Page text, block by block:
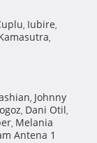
, Iubire,
,
, Johnny
, Dani Otil,
, Melania
Antena 1